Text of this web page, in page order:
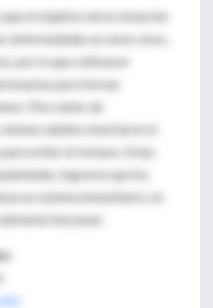
que el objetivo de la clonación
enfermedades en seres vivos,
por lo que cultivaron
para formar
Pero antes de
adultos insertaron el
evitar el rechazo. Estas
lograron que los
un sistema inmunitario, no
funcional.